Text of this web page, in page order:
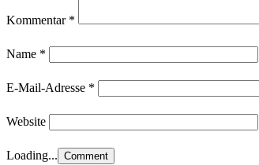
Kommentar *
Name *
E-Mail-Adresse *
Website
Loading...